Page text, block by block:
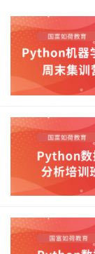
网络技术